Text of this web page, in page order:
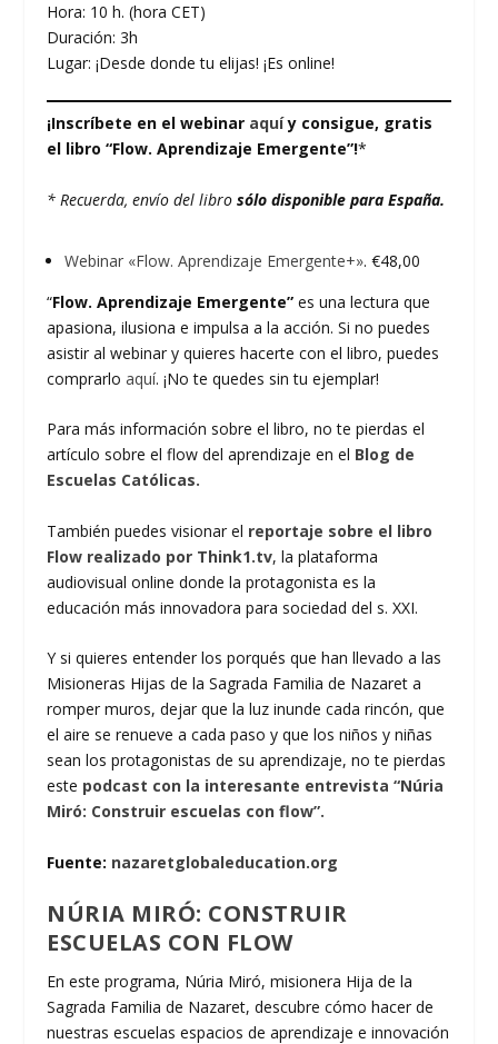
Hora: 10 h. (hora CET)
Duración: 3h
Lugar: ¡Desde donde tu elijas! ¡Es online!
¡Inscríbete en el webinar aquíy consigue, gratis
el libro “Flow. Aprendizaje Emergente”!*
* Recuerda, envío del librosólo disponible para España.
Webinar «Flow. Aprendizaje Emergente+». €48,00
“Flow. Aprendizaje Emergente”es una lectura que
apasiona, ilusiona e impulsa a la acción. Si no puedes
asistir al webinar y quieres hacerte con el libro, puedes
comprarloaquí. ¡No te quedes sin tu ejemplar!
Para más información sobre el libro, no te pierdas el
artículo sobre el flow del aprendizaje en el Blog de
Escuelas Católicas.
También puedes visionar el reportaje sobre el libro
Flow realizado por Think1.tv, la plataforma
audiovisual online donde la protagonista es la
educación más innovadora para sociedad del s. XXI.
Y si quieres entender los porqués que han llevado a las
Misioneras Hijas de la Sagrada Familia de Nazaret a
romper muros, dejar que la luz inunde cada rincón, que
el aire se renueve a cada paso y que los niños y niñas
sean los protagonistas de su aprendizaje, no te pierdas
este podcast con la interesante entrevista “Núria
Miró: Construir escuelas con flow”.
Fuente: nazaretglobaleducation.org
NÚRIA MIRÓ: CONSTRUIR
ESCUELAS CON FLOW
En este programa, Núria Miró, misionera Hija de la
Sagrada Familia de Nazaret, descubre cómo hacer de
nuestras escuelas espacios de aprendizaje e innovación